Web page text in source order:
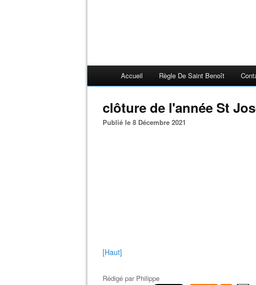
Accueil Règle De Saint Benoît
clôture de l'année St
Publié le 8 Décembre 2021
[Haut]
Rédigé par Philippe